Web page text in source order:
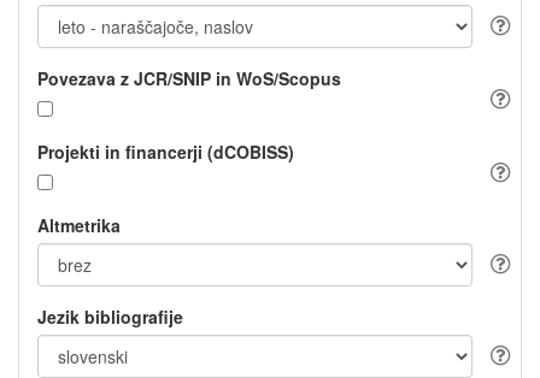
Povezava z JCR/SNIP in WoS/Scopus
Projekti in financerji (dCOBISS)
Altmetrika
Jezik bibliografije